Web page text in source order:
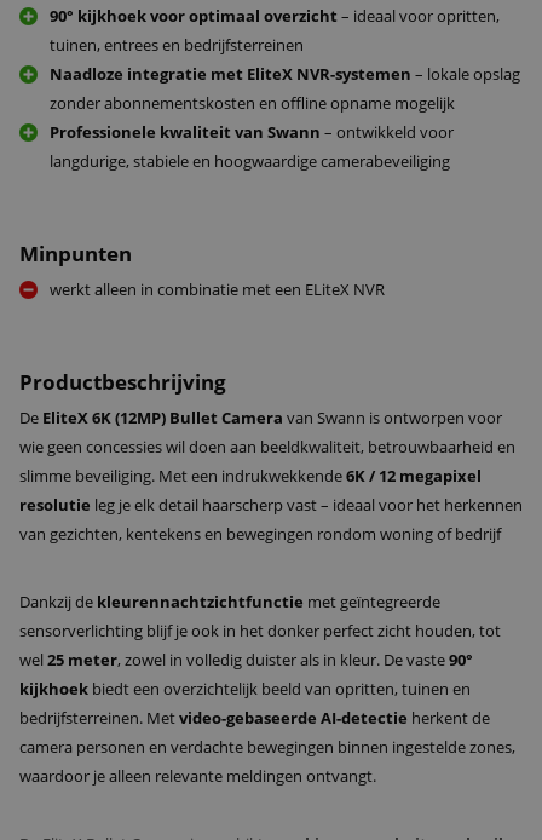
90° kijkhoek voor optimaal overzicht – ideaal voor opritten,
tuinen, entrees en bedrijfsterreinen
Naadloze integratie met EliteX NVR-systemen – lokale opslag
zonder abonnementskosten en offline opname mogelijk
Professionele kwaliteit van Swann – ontwikkeld voor
langdurige, stabiele en hoogwaardige camerabeveiliging
Minpunten
werkt alleen in combinatie met een ELiteX NVR
Productbeschrijving
De EliteX 6K (12MP) Bullet Camera van Swann is ontworpen voor
wie geen concessies wil doen aan beeldkwaliteit, betrouwbaarheid en
slimme beveiliging. Met een indrukwekkende6K / 12 megapixel
resolutie leg je elk detail haarscherp vast – ideaal voor het herkennen
van gezichten, kentekens en bewegingen rondom woning of bedrijf
Dankzij de kleurennachtzichtfunctie met geïntegreerde
sensorverlichting blijf je ook in het donker perfect zicht houden, tot
wel 25 meter, zowel in volledig duister als in kleur. De vaste90°
kijkhoek biedt een overzichtelijk beeld van opritten, tuinen en
bedrijfsterreinen. Metvideo-gebaseerde AI-detectie herkent de
camera personen en verdachte bewegingen binnen ingestelde zones,
waardoor je alleen relevante meldingen ontvangt.